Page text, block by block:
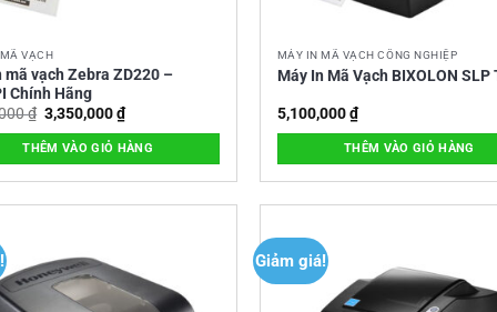
350BM: USB+Serial+Lan
VẠCH
mã vạch Zebra ZD220 –
Chính Hãng
₫ Giá
gốc
là:
4,100,000 ₫.
3,350,000₫Giá
hiện
tại
là:
3,350,000 ₫.
THÊM VÀO GIỎ HÀNG
MÁY IN MÃ VẠCH CÔNG NGHIỆP
Máy In Mã Vạch BIXOLON SLP
5,100,000₫
THÊM VÀO GIỎ HÀNG
Giảm giá!